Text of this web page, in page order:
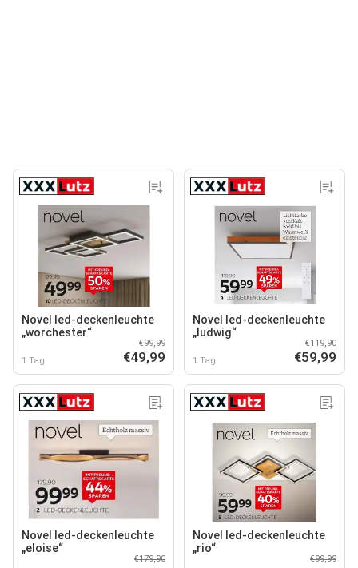
Novel led-deckenleuchte
„worchester“
1 Tag
€99,99
€49,99
Novel led-deckenleuchte
„ludwig“
1 Tag
€119,90
€59,99
Novel led-deckenleuchte
„eloise“
€179,90
Novel led-deckenleuchte
„rio“
€99,99